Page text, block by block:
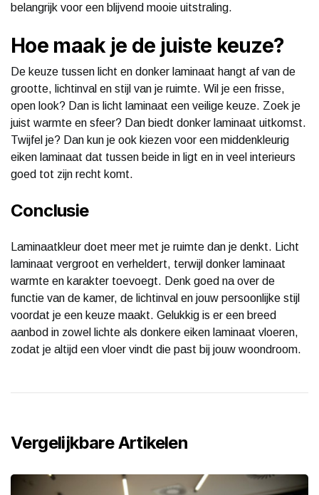
belangrijk voor een blijvend mooie uitstraling.
Hoe maak je de juiste keuze?
De keuze tussen licht en donker laminaat hangt af van de
grootte, lichtinval en stijl van je ruimte. Wil je een frisse,
open look? Dan is licht laminaat een veilige keuze. Zoek je
juist warmte en sfeer? Dan biedt donker laminaat uitkomst.
Twijfel je? Dan kun je ook kiezen voor een middenkleurig
eiken laminaat dat tussen beide in ligt en in veel interieurs
goed tot zijn recht komt.
Conclusie
Laminaatkleur doet meer met je ruimte dan je denkt. Licht
laminaat vergroot en verheldert, terwijl donker laminaat
warmte en karakter toevoegt. Denk goed na over de
functie van de kamer, de lichtinval en jouw persoonlijke stijl
voordat je een keuze maakt. Gelukkig is er een breed
aanbod in zowel lichte als donkere eiken laminaat vloeren,
zodat je altijd een vloer vindt die past bij jouw woondroom.
Vergelijkbare Artikelen